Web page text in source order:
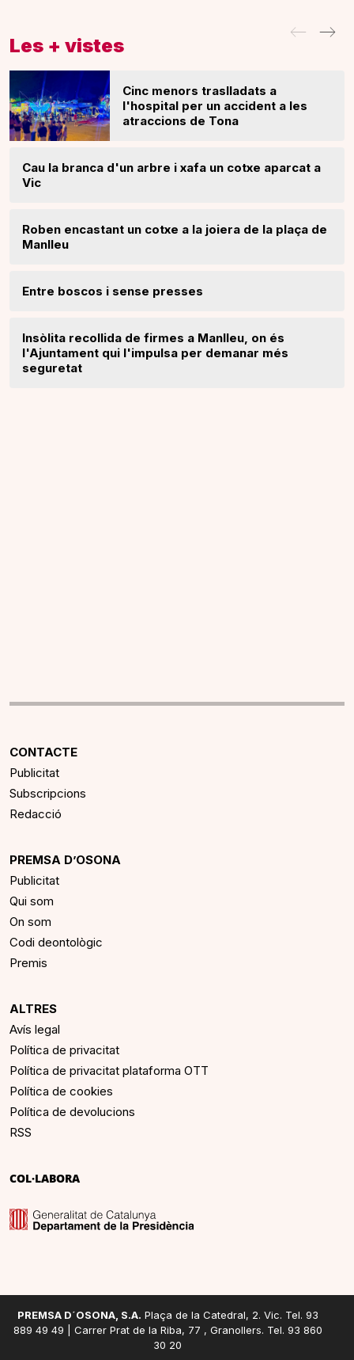
Les + vistes
Cinc menors traslladats a
l'hospital per un accident a les
atraccions de Tona
Cau la branca d'un arbre i xafa un cotxe aparcat a
Vic
Roben encastant un cotxe a la joiera de la plaça de
Manlleu
Entre boscos i sense presses
Insòlita recollida de firmes a Manlleu, on és
l'Ajuntament qui l'impulsa per demanar més
seguretat
CONTACTE
Publicitat
Subscripcions
Redacció
PREMSA D’OSONA
Publicitat
Qui som
On som
Codi deontològic
Premis
ALTRES
Avís legal
Política de privacitat
Política de privacitat plataforma OTT
Política de cookies
Política de devolucions
RSS
COL·LABORA
PREMSA D´OSONA, S.A. Plaça de la Catedral, 2. Vic. Tel. 93
889 49 49 | Carrer Prat de la Riba, 77 , Granollers. Tel. 93 860
30 20